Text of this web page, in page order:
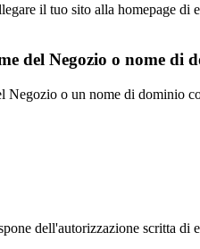
il tuo sito alla homepage di
del Negozio o nome di
o un nome di dominio
dell'autorizzazione scritta di